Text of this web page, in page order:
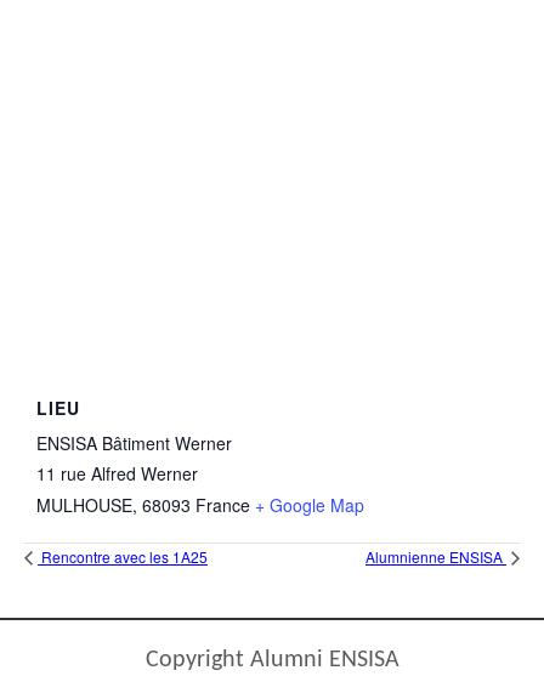
LIEU
ENSISA Bâtiment Werner
11 rue Alfred Werner
MULHOUSE, 68093 France + Google Map
Rencontre avec les 1A25 Alumnienne ENSISA
Copyright Alumni ENSISA